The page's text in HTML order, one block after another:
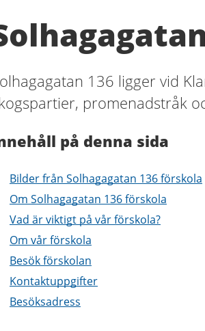
136 ligger vid
promenadstråk
på denna sida
Bilder från Solhagagatan 136 förskola
Om Solhagagatan 136 förskola
Vad är viktigt på vår förskola?
Om vår förskola
Besök förskolan
Kontaktuppgifter
Besöksadress